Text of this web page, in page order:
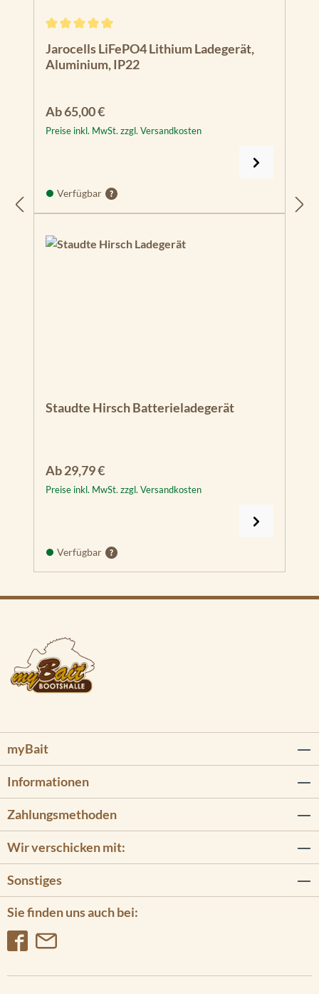
Jarocells LiFePO4 Lithium Ladegerät,
Aluminium, IP22
Regulärer Preis:
Ab65,00 €
Preise inkl. MwSt. zzgl. Versandkosten
Verfügbar
Staudte Hirsch Batterieladegerät
Regulärer Preis:
Ab29,79 €
Preise inkl. MwSt. zzgl. Versandkosten
Verfügbar
myBait
Informationen
Sie finden uns auch bei:
Zahlungsmethoden
Wir verschicken mit:
Sonstiges